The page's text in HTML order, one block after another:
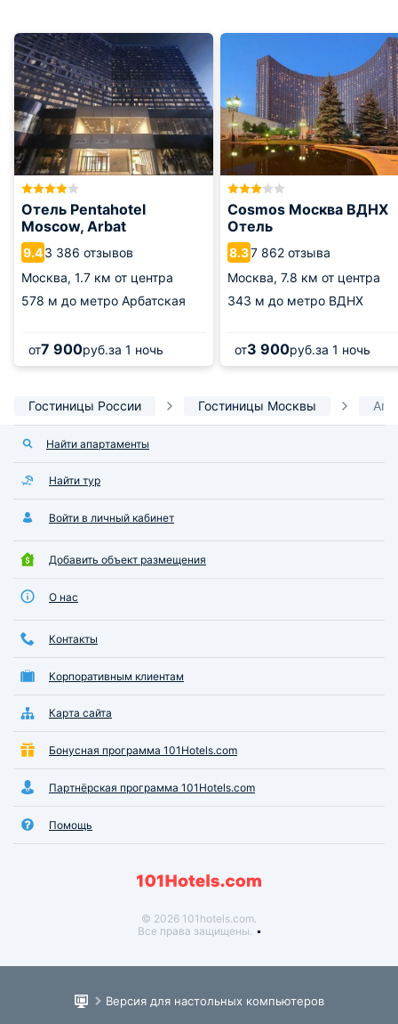
Отель Pentahotel
Moscow, Arbat
9.43 386 отзывов
Москва, 1.7 км от центра
578 м до метро Арбатская
от7 900руб.за 1 ночь
Cosmos Москва ВДНХ
Отель
8.37 862 отзыва
Москва, 7.8 км от центра
343 м до метро ВДНХ
от3 900руб.за 1 ночь
Гостиницы России Гостиницы Москвы
Найти апартаменты
Найти тур
Войти в личный кабинет
Добавить объект размещения
О нас
Контакты
Корпоративным клиентам
Карта сайта
Бонусная программа 101Hotels.com
Партнёрская программа 101Hotels.com
Помощь
© 2026 101hotels.com.
Все права защищены.
Версия для настольных компьютеров